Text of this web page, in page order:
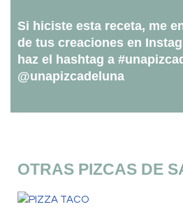
Si hiciste esta receta, me
de tus creaciones en
haz el hashtag a
@unapizcadeluna
OTRAS PIZCAS DE